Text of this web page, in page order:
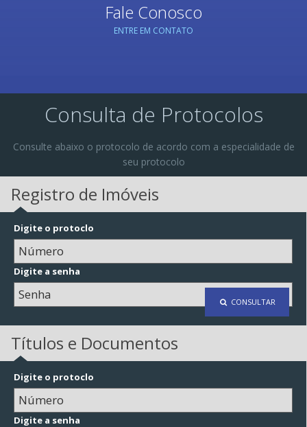
Fale Conosco
ENTRE EM CONTATO
Consulta de Protocolos
Consulte abaixo o protocolo de acordo com a especialidade de
seu protocolo
Registro de Imóveis
Digite o protoclo
Digite a senha
CONSULTAR
Títulos e Documentos
Digite o protoclo
Digite a senha